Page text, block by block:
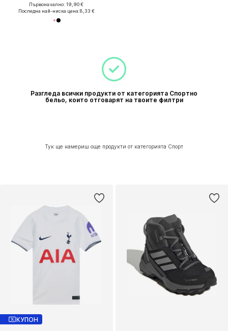
Първоначално: 19,90 €
Последна най-ниска цена:8,33 €
Разгледа всички продукти от категорията Спортно
бельо, които отговарят на твоите филтри
Тук ще намериш още продукти от категорията Спорт
КУПОН